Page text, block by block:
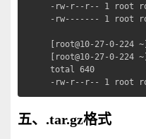
-rw-r--r-- 1 root
-rw------- 1 root root
[root@10-27-0-224
[root@10-27-0-224
total 640
-rw-r--r-- 1 root
五、.tar.gz格式